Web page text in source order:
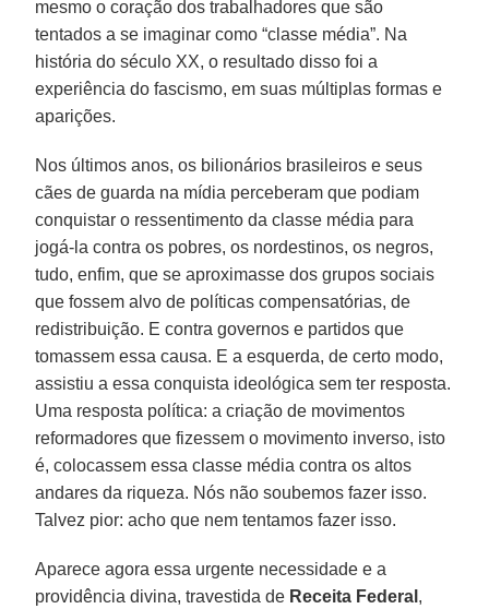
mesmo o coração dos trabalhadores que são
tentados a se imaginar como “classe média”. Na
história do século XX, o resultado disso foi a
experiência do fascismo, em suas múltiplas formas e
aparições.
Nos últimos anos, os bilionários brasileiros e seus
cães de guarda na mídia perceberam que podiam
conquistar o ressentimento da classe média para
jogá-la contra os pobres, os nordestinos, os negros,
tudo, enfim, que se aproximasse dos grupos sociais
que fossem alvo de políticas compensatórias, de
redistribuição. E contra governos e partidos que
tomassem essa causa. E a esquerda, de certo modo,
assistiu a essa conquista ideológica sem ter resposta.
Uma resposta política: a criação de movimentos
reformadores que fizessem o movimento inverso, isto
é, colocassem essa classe média contra os altos
andares da riqueza. Nós não soubemos fazer isso.
Talvez pior: acho que nem tentamos fazer isso.
Aparece agora essa urgente necessidade e a
providência divina, travestida de Receita Federal ,